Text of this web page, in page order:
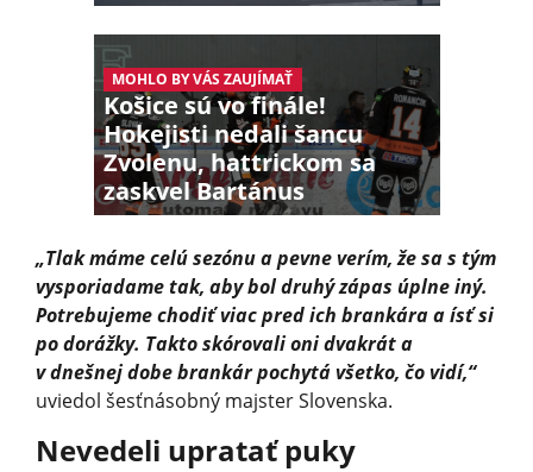
MOHLO BY VÁS ZAUJÍMAŤ
Košice sú vo finále!
Hokejisti nedali šancu
Zvolenu, hattrickom sa
zaskvel Bartánus
„Tlak máme celú sezónu a pevne verím, že sa s tým
vysporiadame tak, aby bol druhý zápas úplne iný.
Potrebujeme chodiť viac pred ich brankára a ísť si
po dorážky. Takto skórovali oni dvakrát a
v dnešnej dobe brankár pochytá všetko, čo vidí,“
uviedol šesťnásobný majster Slovenska.
Nevedeli upratať puky